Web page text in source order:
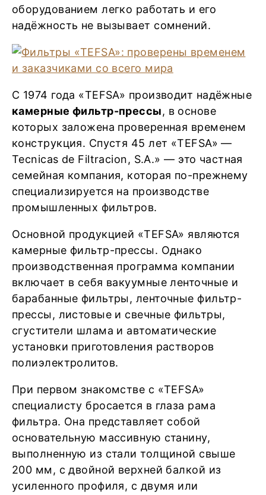
оборудованием легко работать и его
надёжность не вызывает сомнений.
C 1974 года «TEFSA» производит надёжные
камерные фильтр-прессы, в основе
которых заложена проверенная временем
конструкция. Спустя 45 лет «TEFSA» —
Tecnicas de Filtracion, S.A.» — это частная
семейная компания, которая по-прежнему
специализируется на производстве
промышленных фильтров.
Основной продукцией «TEFSA» являются
камерные фильтр-прессы. Однако
производственная программа компании
включает в себя вакуумные ленточные и
барабанные фильтры, ленточные фильтр-
прессы, листовые и свечные фильтры,
сгустители шлама и автоматические
установки приготовления растворов
полиэлектролитов.
При первом знакомстве с «TEFSA»
специалисту бросается в глаза рама
фильтра. Она представляет собой
основательную массивную станину,
выполненную из стали толщиной свыше
200 мм, с двойной верхней балкой из
усиленного профиля, с двумя или